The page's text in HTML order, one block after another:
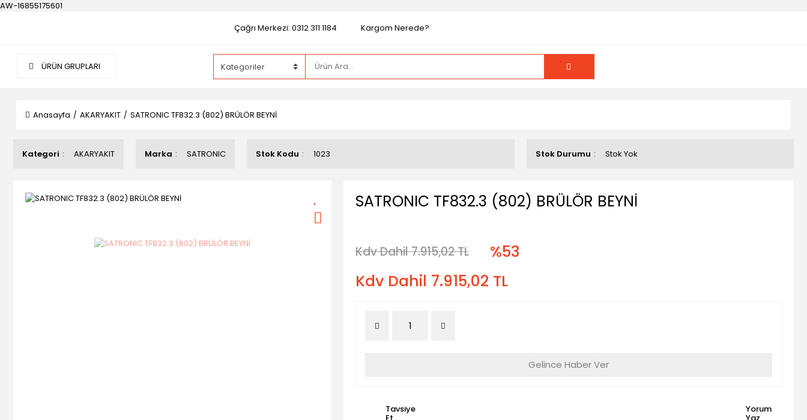
AW-16855175601
Çağrı Merkezi: 0312 311 1184
Kargom Nerede?
ÜRÜN GRUPLARI
Anasayfa AKARYAKIT SATRONIC TF832.3 (802) BRÜLÖR BEYNİ
Kategori AKARYAKIT Marka SATRONIC Stok Kodu 1023 Stok Durumu Stok Yok
SATRONIC TF832.3 (802) BRÜLÖR BEYNİ
Kdv Dahil 7.915,02 TL
%53
Kdv Dahil 7.915,02 TL
Gelince Haber Ver
Tavsiye Yorum